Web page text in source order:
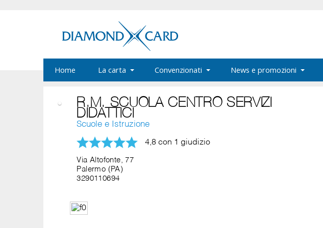
Home La carta Convenzionati News e promozioni
R.M. SCUOLA CENTRO SERVIZI
DIDATTICI
Scuole e Istruzione
4,8 con 1 giudizio
Via Altofonte, 77
Palermo (PA)
3290110694